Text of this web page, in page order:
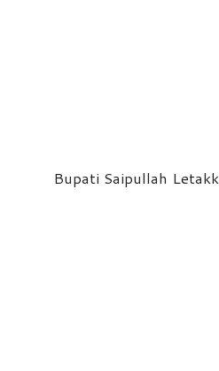
Bupati Saipullah